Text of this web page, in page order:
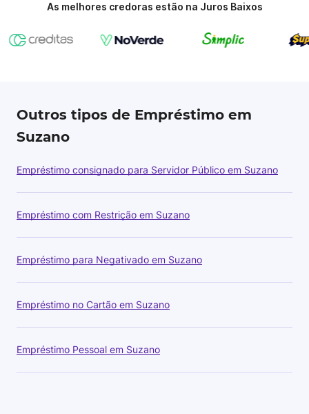
As melhores credoras estão na Juros Baixos
Outros tipos de Empréstimo em
Suzano
Empréstimo consignado para Servidor Público em Suzano
Empréstimo com Restrição em Suzano
Empréstimo para Negativado em Suzano
Empréstimo no Cartão em Suzano
Empréstimo Pessoal em Suzano